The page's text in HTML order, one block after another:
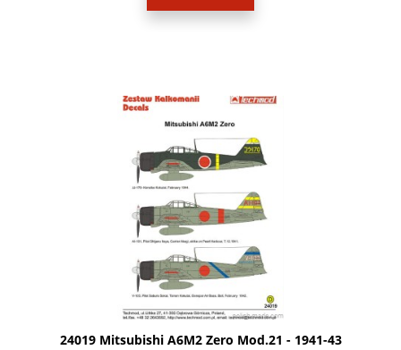
24019 Mitsubishi A6M2 Zero Mod.21 - 1941-43